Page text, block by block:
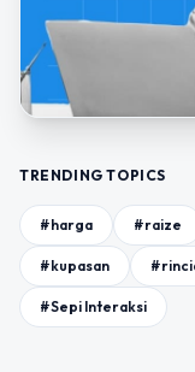
TRENDING TOPICS
#harga #raize
#kupasan
#Sepi Interaksi